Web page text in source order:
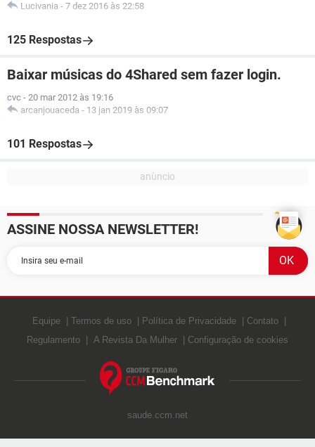
Lucivania - 7 dez 2016 às 22:58
125 Respostas
Baixar músicas do 4Shared sem fazer login.
cvc - 20 mar 2012 às 19:16
arcanjouaceda - 13 jan 2019 às 09:07
101 Respostas
ASSINE NOSSA NEWSLETTER!
Equipe Termos de uso Política de Privacidade
Contato
Regulamento
A Revista Da Mulher Configuração de cookies
saude.ccm.net